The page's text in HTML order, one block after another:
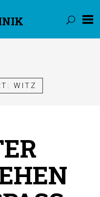
WITZ